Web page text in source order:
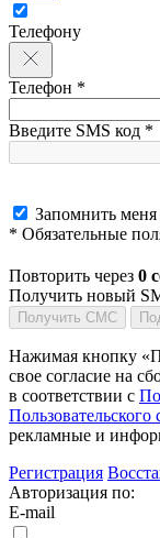
Телефону
Телефон *
Введите SMS код *
Запомнить
* Обязательные
Повторить через 0
Получить новый
Получить СМС
Нажимая кнопку
свое согласие на
в соответствии с
Пользовательского
рекламные и
Регистрация
Авторизация по:
E-mail